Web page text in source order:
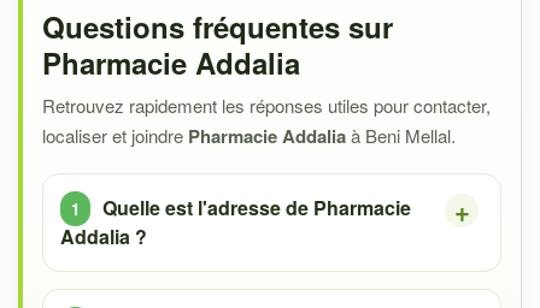
Questions fréquentes sur
Pharmacie Addalia
Retrouvez rapidement les réponses utiles pour contacter,
localiser et joindre Pharmacie Addaliaà Beni Mellal.
Quelle est l'adresse de Pharmacie
Addalia ?